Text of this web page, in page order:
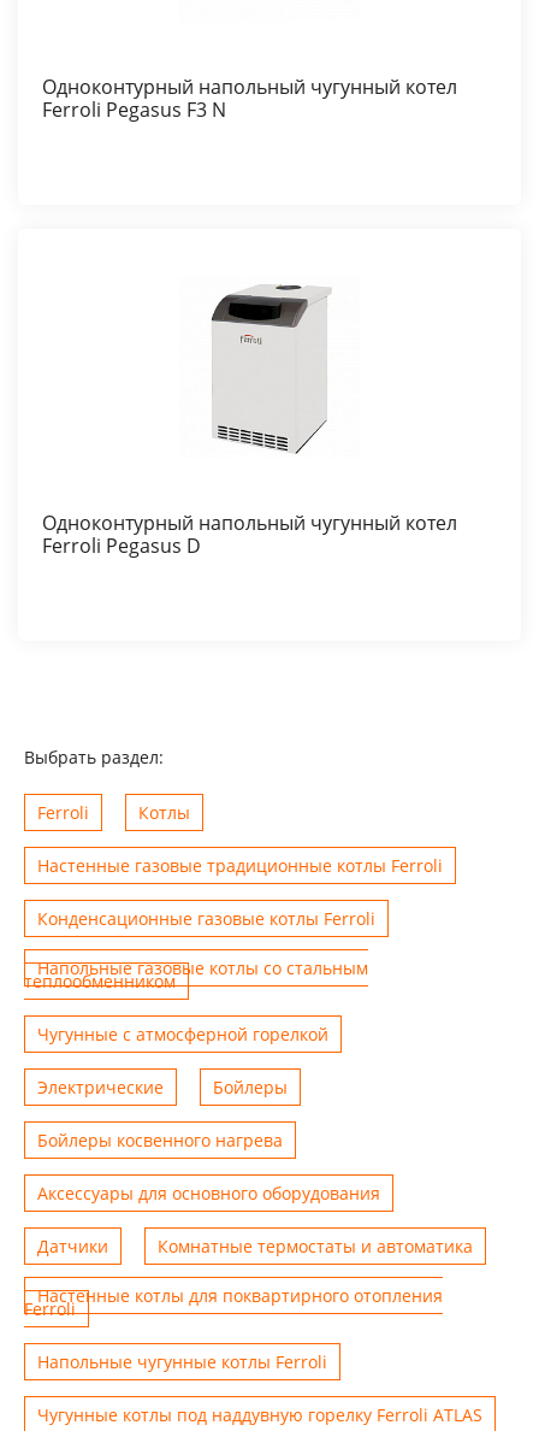
Одноконтурный напольный чугунный котел
Ferroli Pegasus F3 N
Одноконтурный напольный чугунный котел
Ferroli Pegasus D
Выбрать раздел:
Ferroli Котлы
Настенные газовые традиционные котлы Ferroli
Конденсационные газовые котлы Ferroli
Напольные газовые котлы со стальным
теплообменником
Чугунные с атмосферной горелкой
Электрические Бойлеры
Бойлеры косвенного нагрева
Аксессуары для основного оборудования
Датчики Комнатные термостаты и автоматика
Настенные котлы для поквартирного отопления
Ferroli
Напольные чугунные котлы Ferroli
Чугунные котлы под наддувную горелку Ferroli ATLAS